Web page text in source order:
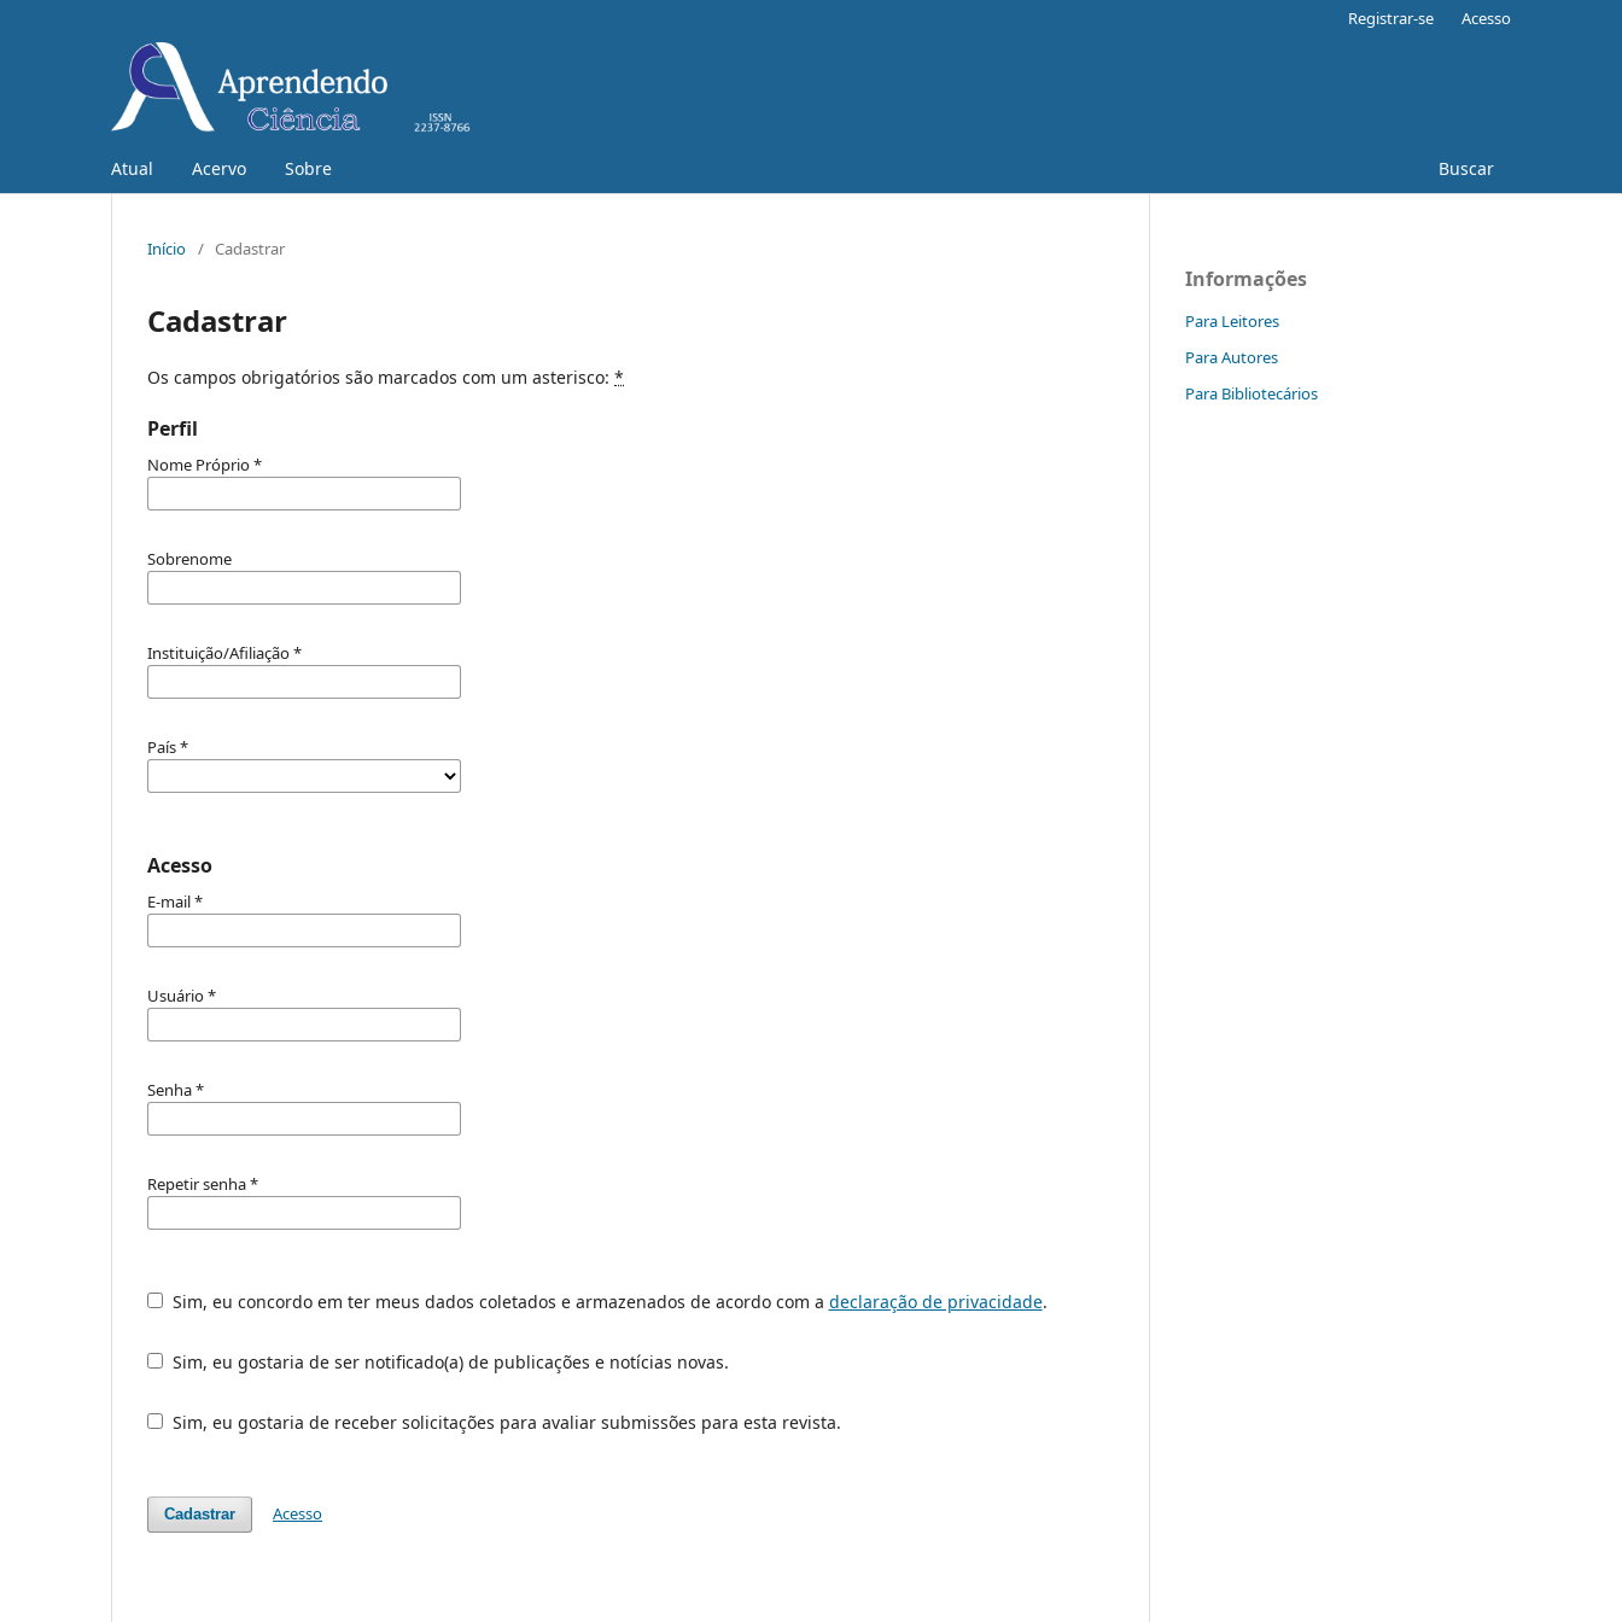
Atual Acervo Sobre Buscar
Registrar-se Acesso
Início / Cadastrar
Cadastrar
Os campos obrigatórios são marcados com um asterisco: *
Perfil
Nome Próprio*
Sobrenome
Instituição/Afiliação*
País*
Acesso
E-mail*
Usuário*
Senha*
Repetir senha*
Sim, eu concordo em ter meus dados coletados e armazenados de acordo com a declaração de privacidade.
Sim, eu gostaria de ser notificado(a) de publicações e notícias novas.
Sim, eu gostaria de receber solicitações para avaliar submissões para esta revista.
Cadastrar Acesso
Informações
Para Leitores
Para Autores
Para Bibliotecários